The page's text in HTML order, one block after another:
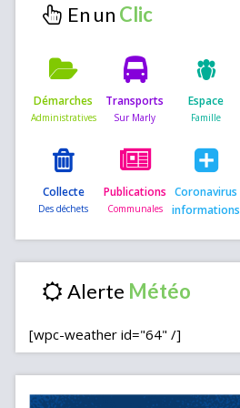
En un
Démarches Transports Espace
Collecte Publications Coronavirus
informations
Alerte
[wpc-weather id="64" /]